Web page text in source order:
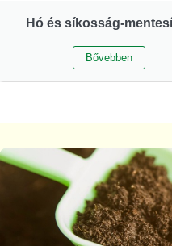
Hó és síkosság-
Bővebben